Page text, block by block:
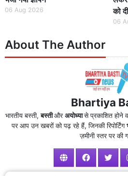
06 Aug 2026
को
06
About The Author
Bhartiya
भारतीय बस्ती,बस्तीऔरअयोध्यासे प्रकाशित होने
पर आप उन खबरों को पढ़ रहे हैं, जिनकी रिपोर्टिंग
ज़मीनी स्तर पर की